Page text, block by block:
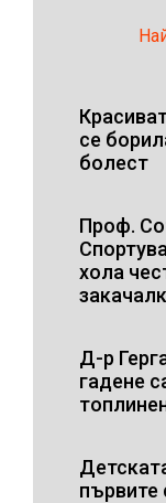
се
болест
Проф.
хола
Д-р
гадене
първите